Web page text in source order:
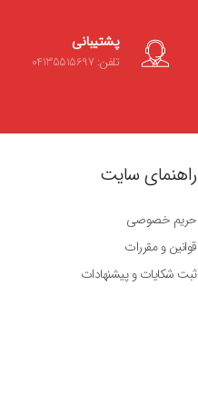
پشتیبانی
تلفن: 04135515697
راهنمای سایت
حریم خصوصی
قوانین و مقررات
ثبت شکایات و پیشنهادات